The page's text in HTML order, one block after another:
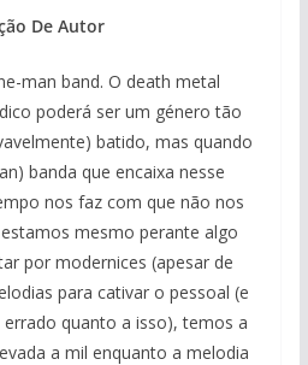
De Autor
man band. O death metal
poderá ser um género tão
batido, mas quando
banda que encaixa nesse
nos faz com que não nos
mesmo perante algo
por modernices (apesar de
para cativar o pessoal (e
quanto a isso), temos a
a mil enquanto a melodia